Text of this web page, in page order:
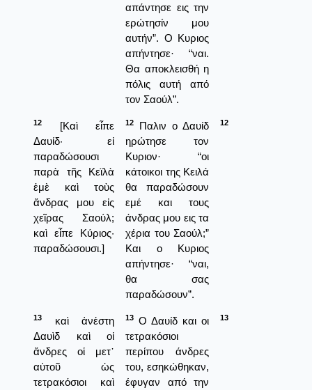
απάντησε εις την
ερώτησίν μου
αυτήν”. Ο Κυριος
απήντησε· “ναι.
Θα αποκλεισθή η
πόλις αυτή από
τον Σαούλ”.
12
[Καὶ εἶπε
Δαυίδ· εἰ
παραδώσουσι
παρὰ τῆς Κεϊλὰ
ἐμὲ καὶ τοὺς
ἄνδρας μου εἰς
χεῖρας Σαούλ;
καὶ εἶπε Κύριος·
παραδώσουσι.]
12
Παλιν ο Δαυίδ
ηρώτησε τον
Κυριον· “οι
κάτοικοι της Κειλά
θα παραδώσουν
εμέ και τους
άνδρας μου εις τα
χέρια του Σαούλ;”
Και ο Κυριος
απήντησε· “ναι,
θα σας
παραδώσουν”.
12
13
καὶ ἀνέστη
Δαυὶδ καὶ οἱ
ἄνδρες οἱ μετ᾿
αὐτοῦ ὡς
τετρακόσιοι καὶ
13 Ο Δαυίδ και οι
τετρακόσιοι
περίπου άνδρες
του, εσηκώθηκαν,
έφυγαν από την
13